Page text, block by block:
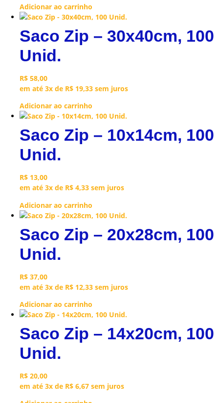
Adicionar ao carrinho
Saco Zip – 30x40cm, 100
Unid.
R$ 58,00
em até 3x de R$ 19,33 sem juros
Adicionar ao carrinho
Saco Zip – 10x14cm, 100
Unid.
R$ 13,00
em até 3x de R$ 4,33 sem juros
Adicionar ao carrinho
Saco Zip – 20x28cm, 100
Unid.
R$ 37,00
em até 3x de R$ 12,33 sem juros
Adicionar ao carrinho
Saco Zip – 14x20cm, 100
Unid.
R$ 20,00
em até 3x de R$ 6,67 sem juros